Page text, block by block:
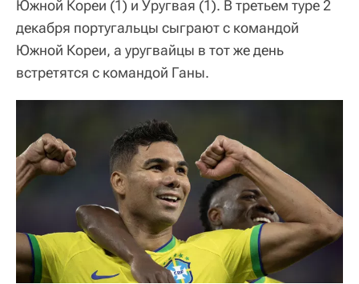
Южной Кореи (1) и Уругвая (1). В третьем туре 2
декабря португальцы сыграют с командой
Южной Кореи, а уругвайцы в тот же день
встретятся с командой Ганы.